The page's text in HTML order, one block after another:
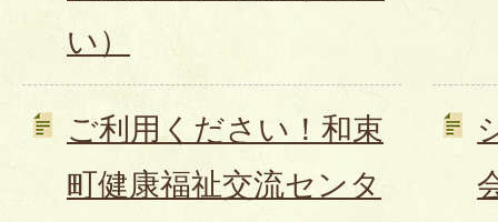
い）
ご利用ください！和束
町健康福祉交流センタ